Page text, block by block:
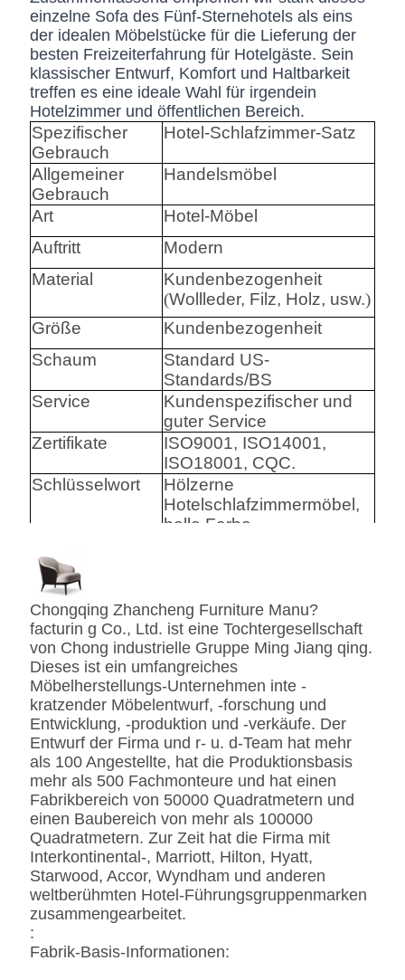
einzelne Sofa des Fünf-Sternehotels als eins
der idealen Möbelstücke für die Lieferung der
besten Freizeiterfahrung für Hotelgäste. Sein
klassischer Entwurf, Komfort und Haltbarkeit
treffen es eine ideale Wahl für irgendein
Hotelzimmer und öffentlichen Bereich.
Spezifischer
Gebrauch
Hotel-Schlafzimmer-Satz
Allgemeiner
Gebrauch
Handelsmöbel
Art
Hotel-Möbel
Auftritt
Modern
Material
Kundenbezogenheit
(Wollleder, Filz, Holz, usw.)
Größe
Kundenbezogenheit
Schaum
Standard US-
Standards/BS
Service
Kundenspezifischer und
guter Service
Zertifikate
ISO9001, ISO14001,
ISO18001, CQC.
Schlüsselwort
Hölzerne
Hotelschlafzimmermöbel,
helle Farbe
Harware
Schaum
Hoher Densily-Schaum.
Gewebe
Leder-/echtes
Leder-/Microfiber-Leder-
CA117 Standard oder
BS5852 Standardire des
Gewebe-/PU beständig
SS
Edelstahl #201 #304 #316,
bürstete oder
Spiegeloberfläche.
Fingerprintless
Verarbeitung
Marmor
Natürliches ausgeführt,
Kunde-spezifizierten
Chongqing Zhancheng Furniture Manu?
facturin g Co., Ltd. ist eine Tochtergesellschaft
von Chong industrielle Gruppe Ming Jiang qing.
Dieses ist ein umfangreiches
Möbelherstellungs-Unternehmen inte -
kratzender Möbelentwurf, -forschung und
Entwicklung, -produktion und -verkäufe. Der
Entwurf der Firma und r- u. d-Team hat mehr
als 100 Angestellte, hat die Produktionsbasis
mehr als 500 Fachmonteure und hat einen
Fabrikbereich von 50000 Quadratmetern und
einen Baubereich von mehr als 100000
Quadratmetern. Zur Zeit hat die Firma mit
Interkontinental-, Marriott, Hilton, Hyatt,
Starwood, Accor, Wyndham und anderen
weltberühmten Hotel-Führungsgruppenmarken
zusammengearbeitet.
:
Fabrik-Basis-Informationen: